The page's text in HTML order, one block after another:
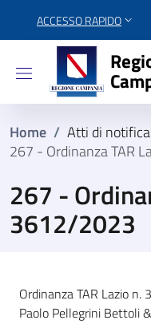
ACCESSO RAPIDO
Home / Atti di notifica
267 - Ordinanza TAR
267 -
3612/2023
Ordinanza TAR Lazio
Paolo Pellegrini Bettoli